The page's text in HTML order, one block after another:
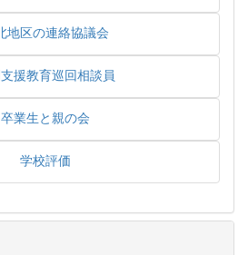
地区の連絡協議会
援教育巡回相談員
卒業生と親の会
学校評価